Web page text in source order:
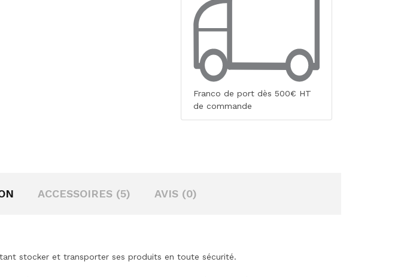
Franco de port dès 500€ HT
de commande
ACCESSOIRES (5) AVIS (0)
stocker et transporter ses produits en toute sécurité.